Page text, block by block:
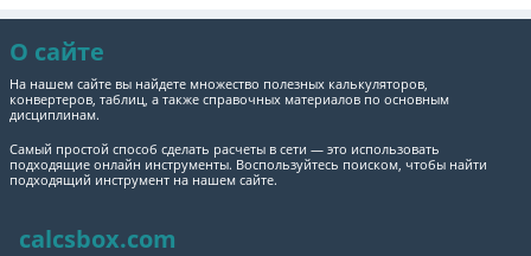
О сайте
На нашем сайте вы найдете множество полезных калькуляторов,
конвертеров, таблиц, а также справочных материалов по основным
дисциплинам.
Самый простой способ сделать расчеты в сети — это использовать
подходящие онлайн инструменты. Воспользуйтесь поиском, чтобы найти
подходящий инструмент на нашем сайте.
calcsbox.com